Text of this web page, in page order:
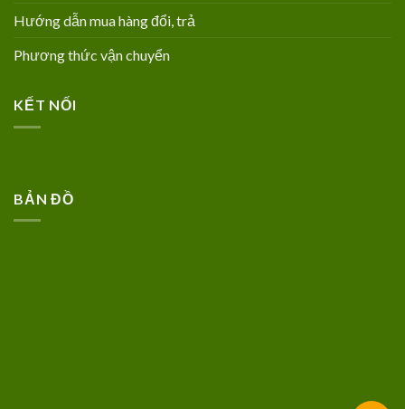
Hướng dẫn mua hàng đổi, trả
Phương thức vận chuyển
KẾT NỐI
BẢN ĐỒ